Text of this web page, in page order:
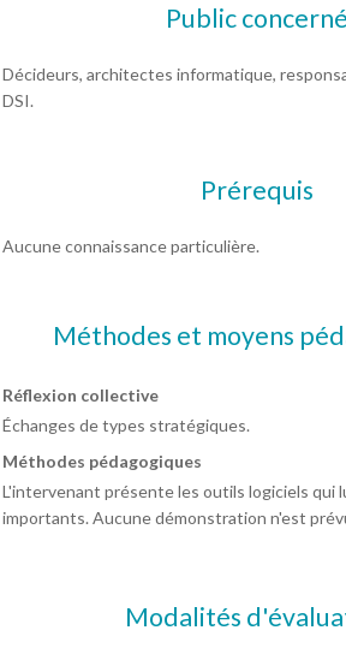
Public concerné
Décideurs, architectes informatique,
DSI.
Prérequis
Aucune connaissance particulière.
Méthodes et moyens
Réflexion collective
Échanges de types stratégiques.
Méthodes pédagogiques
L'intervenant présente les outils logiciels qui
importants. Aucune démonstration n'est
Modalités